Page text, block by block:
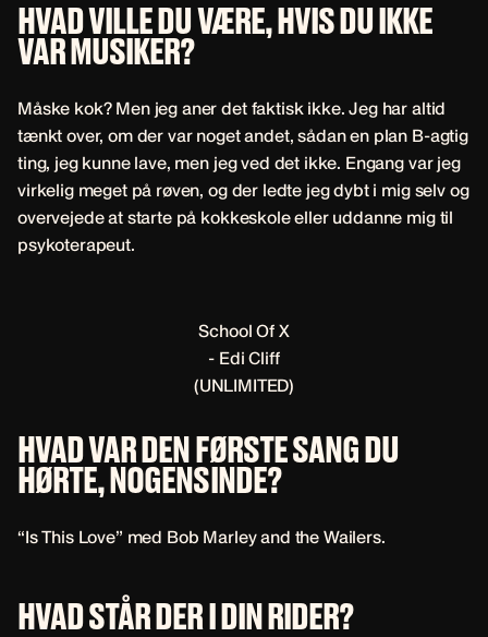
HVAD VILLE DU VÆRE, HVIS DU IKKE
VAR MUSIKER?
Måske kok? Men jeg aner det faktisk ikke. Jeg har altid
tænkt over, om der var noget andet, sådan en plan B-agtig
ting, jeg kunne lave, men jeg ved det ikke. Engang var jeg
virkelig meget på røven, og der ledte jeg dybt i mig selv og
overvejede at starte på kokkeskole eller uddanne mig til
psykoterapeut.
School Of X
- Edi Cliff
(UNLIMITED)
HVAD VAR DEN FØRSTE SANG DU
HØRTE, NOGENSINDE?
“Is This Love” med Bob Marley and the Wailers.
HVAD STÅR DER I DIN RIDER?